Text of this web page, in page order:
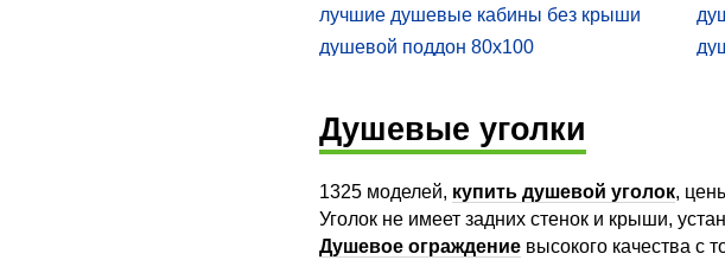
лучшие душевые кабины без крыши
душевой поддон 80х100
душевая без гидромассажа
душевые кабины немецкие
российские душевые кабины 90х90
Душевые уголки
1325 моделей, купить душевой уголок,
Уголок не имеет задних стенок и крыши,
Душевое ограждениевысокого качества с